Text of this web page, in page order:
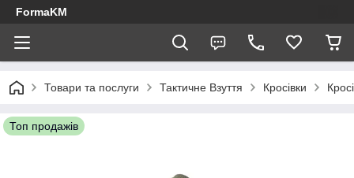
FormaKM
Товари та послуги Тактичне Взуття Кросівки
Топ продажів